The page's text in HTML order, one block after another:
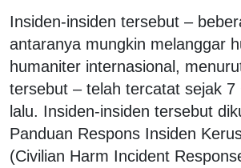
Insiden-insiden tersebut –
antaranya mungkin melanggar
humaniter internasional,
tersebut – telah tercatat sejak 7
lalu. Insiden-insiden tersebut
Panduan Respons Insiden
(Civilian Harm Incident